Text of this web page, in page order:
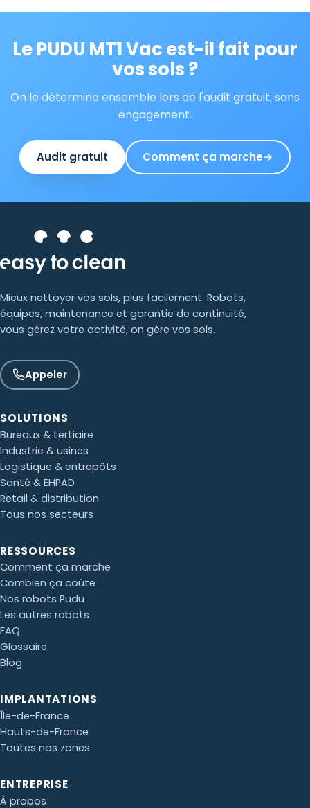
Le PUDU MT1 Vac est-il fait pour
vos sols ?
On le détermine ensemble lors de l'audit gratuit, sans
engagement.
Audit gratuit Comment ça marche→
Mieux nettoyer vos sols, plus facilement. Robots,
équipes, maintenance et garantie de continuité,
vous gérez votre activité, on gère vos sols.
Appeler
SOLUTIONS
Bureaux & tertiaire
Industrie & usines
Logistique & entrepôts
Santé & EHPAD
Retail & distribution
Tous nos secteurs
RESSOURCES
Comment ça marche
Combien ça coûte
Nos robots Pudu
Les autres robots
FAQ
Glossaire
Blog
IMPLANTATIONS
Île-de-France
Hauts-de-France
Toutes nos zones
ENTREPRISE
À propos
Paul · Easy to Clean
Clone du co-fondateur · En ligne